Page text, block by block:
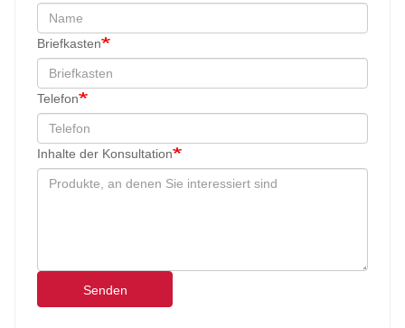
Briefkasten
Telefon
Inhalte der Konsultation
Senden